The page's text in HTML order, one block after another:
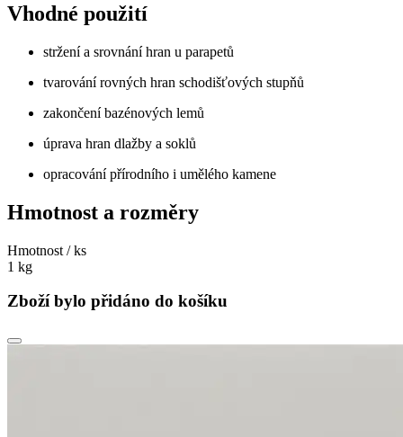
Vhodné použití
stržení a srovnání hran u parapetů
tvarování rovných hran schodišťových stupňů
zakončení bazénových lemů
úprava hran dlažby a soklů
opracování přírodního i umělého kamene
Hmotnost a rozměry
Hmotnost / ks
1 kg
Zboží bylo přidáno do košíku